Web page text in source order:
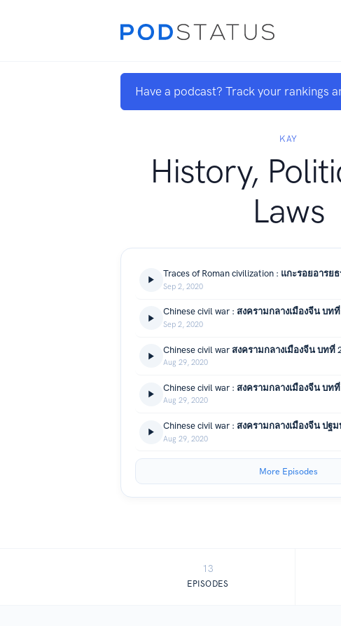
Have a podcast? Track your rankings
KAY
History,
Laws
Sep 2, 2020
Sep 2, 2020
Aug 29, 2020
Aug 29, 2020
Aug 29, 2020
More Episodes
13
EPISODES